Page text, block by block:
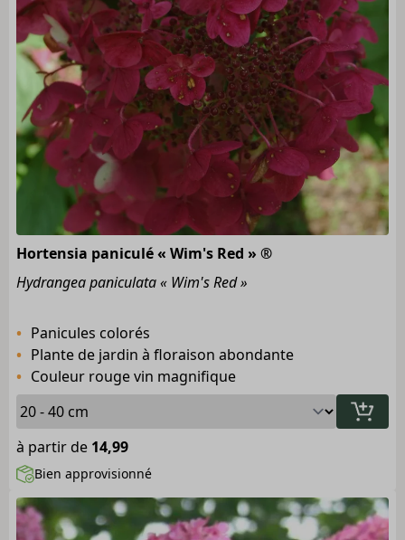
Hortensia paniculé « Wim's Red » ®
Hydrangea paniculata « Wim's Red »
Panicules colorés
Plante de jardin à floraison abondante
Couleur rouge vin magnifique
à partir de 14,99
Bien approvisionné